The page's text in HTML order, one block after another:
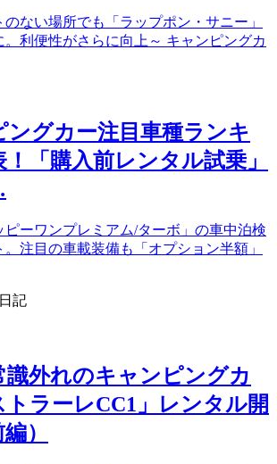
のない場所でも「ラップポン・サニー」
。利便性がさらに向上～ キャンピングカ
ングカー注目車種ランキ
「購入前レンタル試乗」
ピーワンプレミアム/ターボ」の車中泊検
注目の車載装備も「オプション半額」
記
識外れのキャンピングカ
トラーレCC1」レンタル開
）